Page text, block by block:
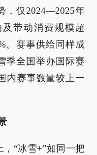
，仅2024—2025年
带动消费规模超
。赛事供给同样成
季全国举办国际赛
内赛事数量较上一
“冰雪+”如同一把